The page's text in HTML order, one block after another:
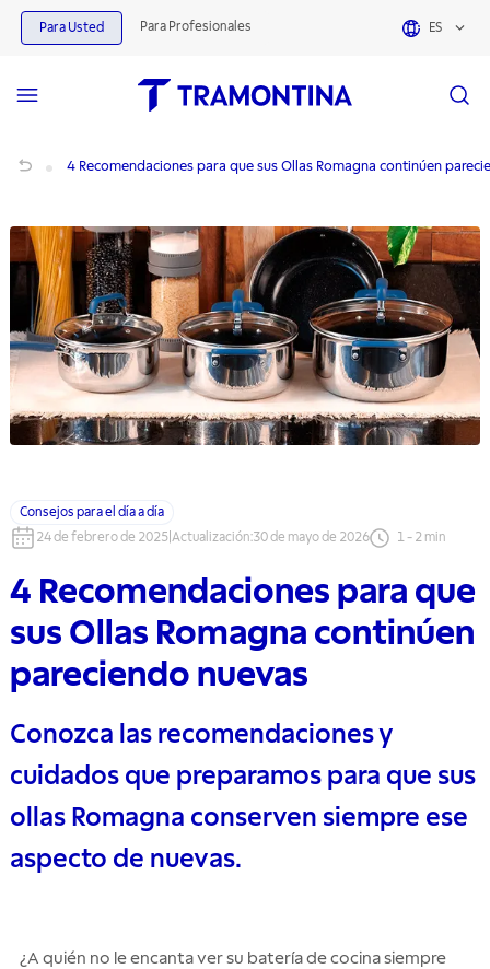
Para Usted Para Profesionales ES
4 Recomendaciones para que sus Ollas Romagna continúen
Consejos para el día a día
24 de febrero de 2025 Actualización:30 de mayo de 2026 1- 2 min
4 Recomendaciones para que
sus Ollas Romagna continúen
pareciendo nuevas
Conozca las recomendaciones y
cuidados que preparamos para que sus
ollas Romagna conserven siempre ese
aspecto de nuevas.
¿A quién no le encanta ver su batería de cocina siempre